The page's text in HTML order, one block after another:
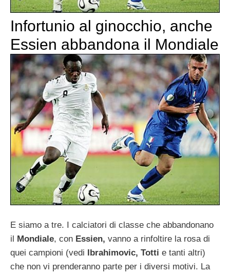
Infortunio al ginocchio, anche
Essien abbandona il Mondiale
E siamo a tre. I calciatori di classe che abbandonano
il Mondiale, con Essien, vanno a rinfoltire la rosa di
quei campioni (vedi Ibrahimovic, Totti e tanti altri)
che non vi prenderanno parte per i diversi motivi. La